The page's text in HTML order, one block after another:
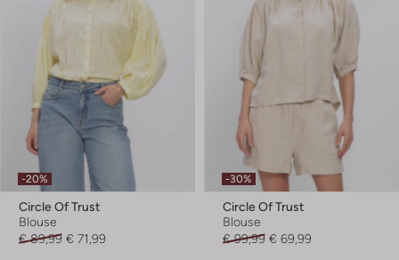
-20%
Circle Of Trust
Blouse
€ 89,99 € 71,99
-30%
Circle Of Trust
Blouse
€ 99,99 € 69,99